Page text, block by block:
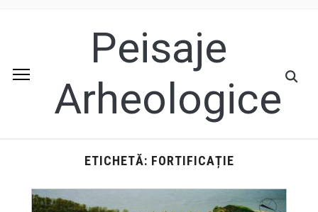
Peisaje
Arheologice
ETICHETĂ: FORTIFICAȚIE